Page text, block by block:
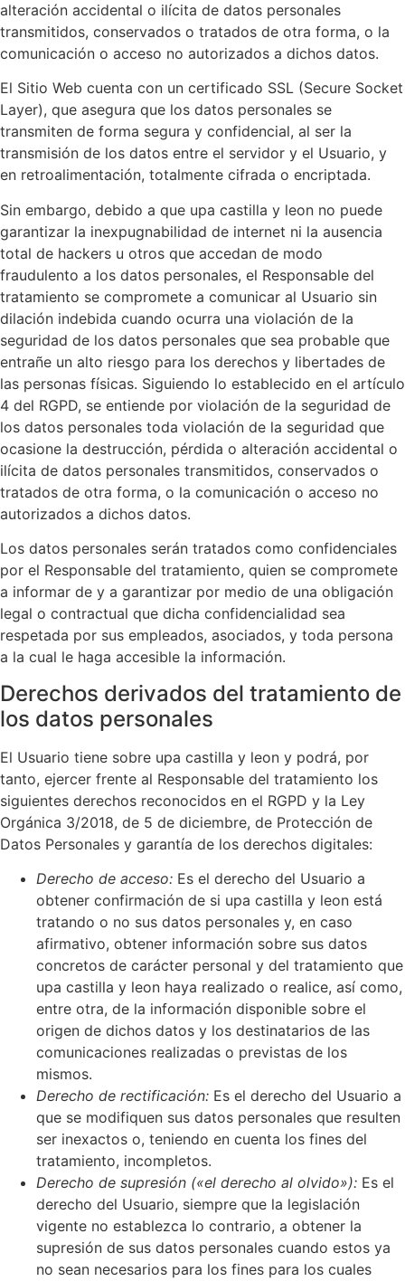
alteración accidental o ilícita de datos personales
transmitidos, conservados o tratados de otra forma, o la
comunicación o acceso no autorizados a dichos datos.
El Sitio Web cuenta con un certificado SSL (Secure Socket
Layer), que asegura que los datos personales se
transmiten de forma segura y confidencial, al ser la
transmisión de los datos entre el servidor y el Usuario, y
en retroalimentación, totalmente cifrada o encriptada.
Sin embargo, debido a que upa castilla y leon no puede
garantizar la inexpugnabilidad de internet ni la ausencia
total de hackers u otros que accedan de modo
fraudulento a los datos personales, el Responsable del
tratamiento se compromete a comunicar al Usuario sin
dilación indebida cuando ocurra una violación de la
seguridad de los datos personales que sea probable que
entrañe un alto riesgo para los derechos y libertades de
las personas físicas. Siguiendo lo establecido en el artículo
4 del RGPD, se entiende por violación de la seguridad de
los datos personales toda violación de la seguridad que
ocasione la destrucción, pérdida o alteración accidental o
ilícita de datos personales transmitidos, conservados o
tratados de otra forma, o la comunicación o acceso no
autorizados a dichos datos.
Los datos personales serán tratados como confidenciales
por el Responsable del tratamiento, quien se compromete
a informar de y a garantizar por medio de una obligación
legal o contractual que dicha confidencialidad sea
respetada por sus empleados, asociados, y toda persona
a la cual le haga accesible la información.
Derechos derivados del tratamiento de
los datos personales
El Usuario tiene sobre upa castilla y leon y podrá, por
tanto, ejercer frente al Responsable del tratamiento los
siguientes derechos reconocidos en el RGPD y la Ley
Orgánica 3/2018, de 5 de diciembre, de Protección de
Datos Personales y garantía de los derechos digitales:
Derecho de acceso: Es el derecho del Usuario a
obtener confirmación de si upa castilla y leon está
tratando o no sus datos personales y, en caso
afirmativo, obtener información sobre sus datos
concretos de carácter personal y del tratamiento que
upa castilla y leon haya realizado o realice, así como,
entre otra, de la información disponible sobre el
origen de dichos datos y los destinatarios de las
comunicaciones realizadas o previstas de los
mismos.
Derecho de rectificación: Es el derecho del Usuario a
que se modifiquen sus datos personales que resulten
ser inexactos o, teniendo en cuenta los fines del
tratamiento, incompletos.
Derecho de supresión («el derecho al olvido»): Es el
derecho del Usuario, siempre que la legislación
vigente no establezca lo contrario, a obtener la
supresión de sus datos personales cuando estos ya
no sean necesarios para los fines para los cuales